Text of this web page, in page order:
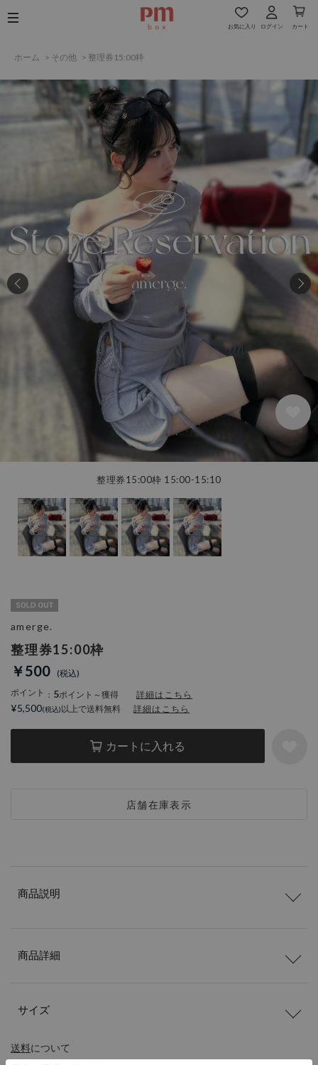
お気に入り ログイン カート
ホーム > その他 > 整理券15:00枠
整理券15:00枠 15:00-15:10
整理券15:00枠
￥500
ポイント ： 5ポイント～獲得 詳細はこちら
カートに入れる
店舗在庫表示
amerge.
¥5,500 以上で送料無料 詳細はこちら
送料について
商品説明
商品詳細
サイズ